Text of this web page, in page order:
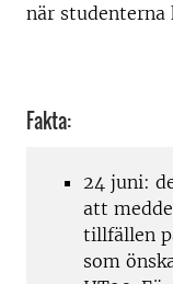
när studenterna
Fakta:
24 juni:
att
tillfällen
som